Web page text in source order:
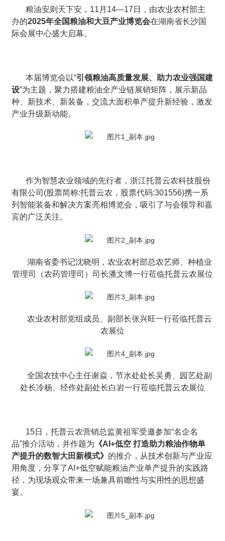
粮油安则天下安，11月14—17日，由农业农村部主
办的2025年全国粮油和大豆产业博览会在湖南省长沙国
际会展中心盛大启幕。
本届博览会以“引领粮油高质量发展、助力农业强国建
设”为主题，聚力搭建粮油全产业链展销矩阵，展示新品
种、新技术、新装备，交流大面积单产提升新经验，激发
产业升级新动能。
作为智慧农业领域的先行者，浙江托普云农科技股份
有限公司(股票简称:托普云农，股票代码:301556)携一系
列智能装备和解决方案亮相博览会，吸引了与会领导和嘉
宾的广泛关注。
湖南省委书记沈晓明，农业农村部总农艺师、种植业
管理司（农药管理司）司长潘文博一行莅临托普云农展位
农业农村部党组成员、副部长张兴旺一行莅临托普云
农展位
全国农技中心主任谢焱，节水处处长吴勇、园艺处副
处长冷杨、经作处副处长白岩一行莅临托普云农展位
15日，托普云农营销总监黄祖军受邀参加“名企名
品”推介活动，并作题为 《AI+低空 打造助力粮油作物单
产提升的数智大田新模式》 的推介，从技术创新与产业应
用角度，分享了AI+低空赋能粮油产业单产提升的实践路
径，为现场观众带来一场兼具前瞻性与实用性的思想盛
宴。